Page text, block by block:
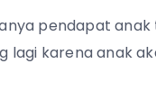
pendapat
lagi karena anak